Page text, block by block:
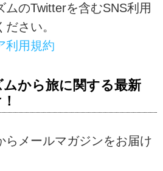
ムのTwitterを含むSNS利用
さい。
利用規約
から旅に関する最新
らメールマガジンをお届け